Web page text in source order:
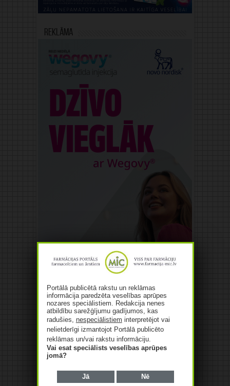
Reklāma
Portālā publicētā rakstu un reklāmas
informācija paredzēta veselības aprūpes
nozares speciālistiem. Redakcija nenes
atbildību sarežģījumu gadījumos, kas
radušies, nespeciālistiem interpretējot vai
nelietderīgi izmantojot Portālā publicēto
reklāmas un/vai rakstu informāciju.
Vai esat speciālists veselības aprūpes
jomā?
Jā Nē